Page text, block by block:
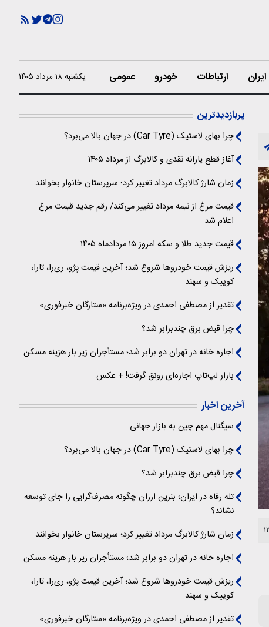
ارتباطات خودرو عمومی یکشنبه ۱۸ مرداد ۱۴۰۵
پربازدیدترین
چرا بهای لاستیک (Car Tyre) در جهان بالا می‌برد؟
آغاز قطع یارانه نقدی و کالابرگ از مرداد ۱۴۰۵
زمان شارژ کالابرگ مرداد تغییر کرد؛ سرپرستان خانوار بخوانند
قیمت مرغ از نیمه مرداد تغییر می‌کند/ رقم جدید قیمت مرغ
اعلام شد
قیمت جدید طلا و سکه امروز ۱۵ مردادماه ۱۴۰۵
ریزش قیمت خودروها شروع شد؛ آخرین قیمت پژو، ری‌را، تارا،
کوییک و سهند
تقدیر از مصطفی احمدی در ویژه‌برنامه «ستارگان خبرفوری»
چرا قبض برق چندبرابر شد؟
اجاره خانه در تهران دو برابر شد؛ مستأجران زیر بار هزینه مسکن
بازار لپ‌تاپ اجاره‌ای رونق گرفت! + عکس
آخرین اخبار
سیگنال‌ مهم چین به بازار جهانی
چرا بهای لاستیک (Car Tyre) در جهان بالا می‌برد؟
چرا قبض برق چندبرابر شد؟
تله رفاه در ایران؛ بنزین ارزان چگونه مصرف‌گرایی را جای توسعه
نشاند؟
زمان شارژ کالابرگ مرداد تغییر کرد؛ سرپرستان خانوار بخوانند
اجاره خانه در تهران دو برابر شد؛ مستأجران زیر بار هزینه مسکن
ریزش قیمت خودروها شروع شد؛ آخرین قیمت پژو، ری‌را، تارا،
کوییک و سهند
تقدیر از مصطفی احمدی در ویژه‌برنامه «ستارگان خبرفوری»